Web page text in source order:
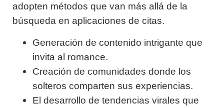
adopten métodos que van más allá de la
búsqueda en aplicaciones de citas.
Generación de contenido intrigante que
invita al romance.
Creación de comunidades donde los
solteros comparten sus experiencias.
El desarrollo de tendencias virales que